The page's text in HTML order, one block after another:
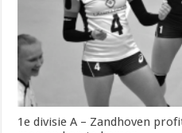
1e divisie A – Zandhoven